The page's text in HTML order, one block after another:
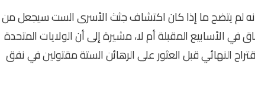
لم يتضح ما إذا كان اكتشاف جثث الأسرى الست سيجعل من
الأسابيع المقبلة أم لا، مشيرة إلى أن الولايات المتحدة
النهائي قبل العثور على الرهائن الستة مقتولين في نفق